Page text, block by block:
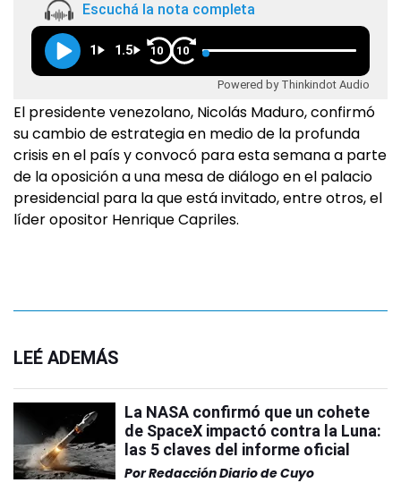
Escuchá la nota completa
1 1.5 10 10
Powered by Thinkindot Audio
El presidente venezolano, Nicolás Maduro, confirmó
su cambio de estrategia en medio de la profunda
crisis en el país y convocó para esta semana a parte
de la oposición a una mesa de diálogo en el palacio
presidencial para la que está invitado, entre otros, el
líder opositor Henrique Capriles.
LEÉ ADEMÁS
La NASA confirmó que un cohete
de SpaceX impactó contra la Luna:
las 5 claves del informe oficial
PorRedacción Diario de Cuyo